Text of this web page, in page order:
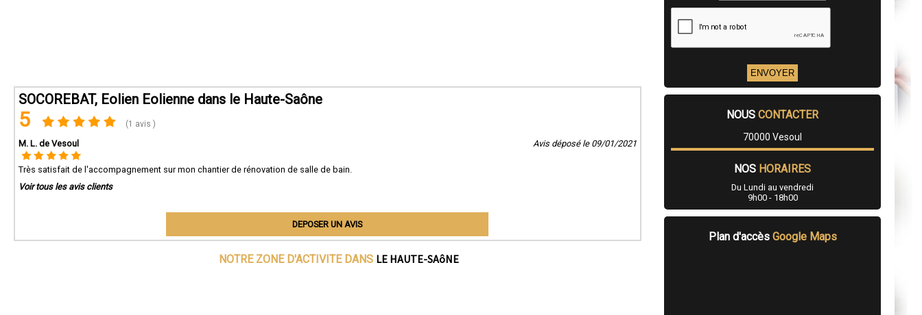
SOCOREBAT, Eolien Eolienne dans le Haute-Saône
5 (1 avis )
M. L. de Vesoul Avis déposé le 09/01/2021
Très satisfait de l'accompagnement sur mon chantier de rénovation de salle de bain.
Voir tous les avis clients
DEPOSER UN AVIS
NOTRE ZONE D'ACTIVITE DANS LE HAUTE-SAôNE
NOUS CONTACTER
70000 Vesoul
NOS HORAIRES
Du Lundi au vendredi
9h00 - 18h00
Plan d'accès Google Maps